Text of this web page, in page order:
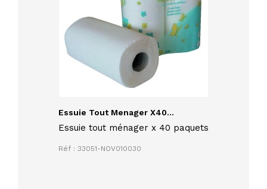
Essuie Tout Menager X40...
Essuie tout ménager x 40 paquets
Réf : 33051-NOV010030